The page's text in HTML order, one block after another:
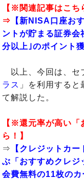
【※関連記事はこち
⇒ 【新NISA口座お
ントが貯まる証券会
分以上｣のポイント
以上、今回は、セ
ラス 」を利用する
て解説した。
【※還元率が高い「
ら！】
⇒
【クレジットカ
ぶ「おすすめクレジ
会費無料の11枚のカ